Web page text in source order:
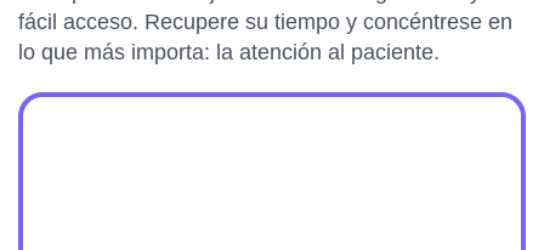
fácil acceso. Recupere su tiempo y concéntrese en
lo que más importa: la atención al paciente.